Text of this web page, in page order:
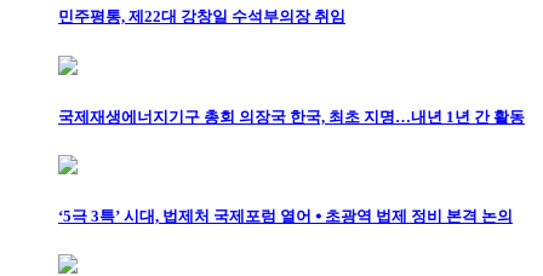
민주평통, 제22대 강창일 수석부의장 취임
국제재생에너지기구 총회 의장국 한국, 최초 지명…내년 1년 간 활동
‘5극 3특’ 시대, 법제처 국제포럼 열어 ⦁ 초광역 법제 정비 본격 논의